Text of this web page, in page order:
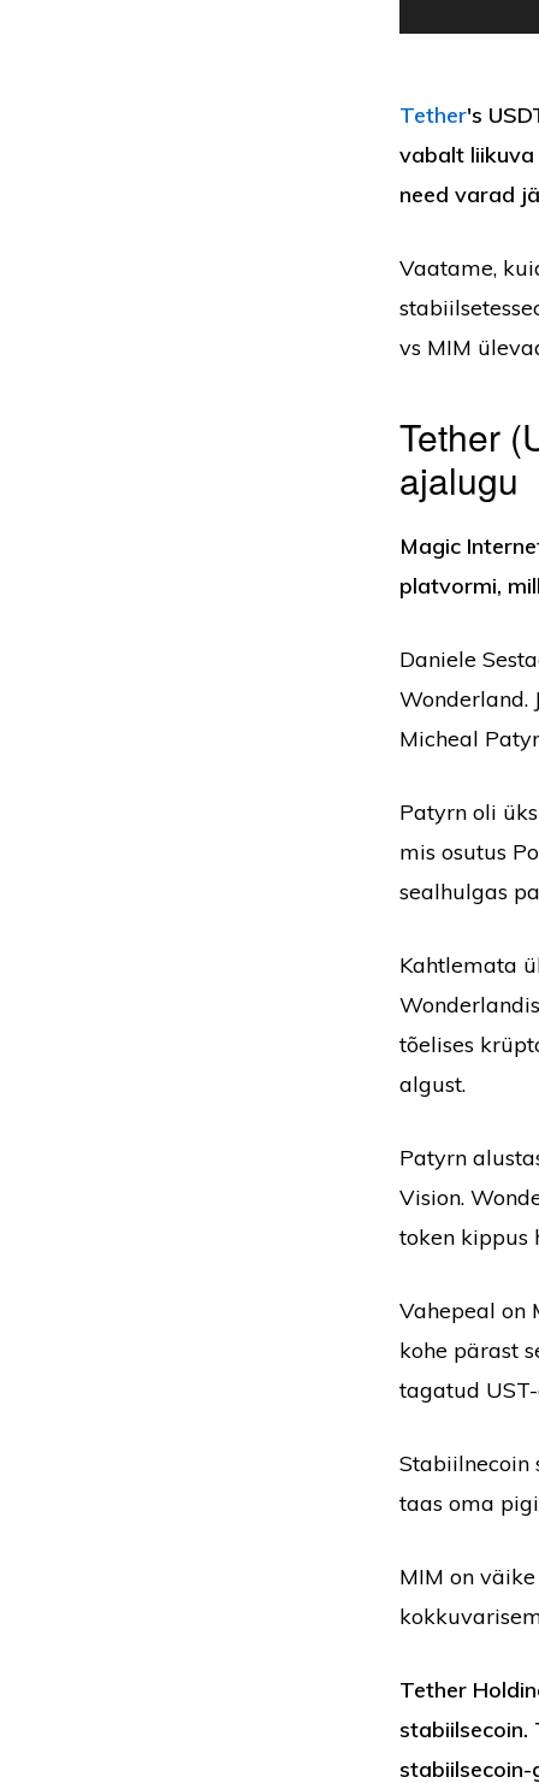
Tether's
vabalt
need varad
Vaatame,
vs MIM
Tether
ajalugu
Magic
platvormi,
Daniele
Wonderland.
Micheal
Patyrn oli
mis osutus
sealhulgas
Kahtlemata
tõelises
algust.
Patyrn
Vision.
token kippus
Vahepeal on
kohe pärast
tagatud
Stabiilnecoin
taas oma
MIM on
Tether
stabiilsecoin.
stabiilsecoin-